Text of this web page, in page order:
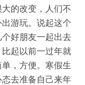
的改变，人们不
游玩。说起这个
好朋友一起出去
起以前一过年就
，方便。寒假生
去准备自己来年